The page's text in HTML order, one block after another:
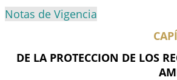
Notas de Vigencia
DE LA PROTECCION DE LOS